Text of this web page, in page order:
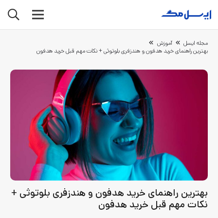
مجله ایسل
آموزش
بهترین راهنمای خرید هدفون و هندزفری بلوتوثی + نکات مهم قبل خرید هدفون
بهترین راهنمای خرید هدفون و هندزفری بلوتوثی +
نکات مهم قبل خرید هدفون